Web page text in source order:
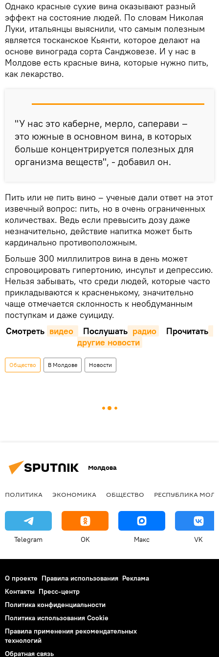
Однако красные сухие вина оказывают разный
эффект на состояние людей. По словам Николая
Луки, итальянцы выяснили, что самым полезным
является тосканское Кьянти, которое делают на
основе винограда сорта Санджовезе. И у нас в
Молдове есть красные вина, которые нужно пить,
как лекарство.
"У нас это каберне, мерло, саперави –
это южные в основном вина, в которых
больше концентрируется полезных для
организма веществ", - добавил он.
Пить или не пить вино – ученые дали ответ на этот
извечный вопрос: пить, но в очень ограниченных
количествах. Ведь если превысить дозу даже
незначительно, действие напитка может быть
кардинально противоположным.
Больше 300 миллилитров вина в день может
спровоцировать гипертонию, инсульт и депрессию.
Нельзя забывать, что среди людей, которые часто
прикладываются к красненькому, значительно
чаще отмечается склонность к необдуманным
поступкам и даже суициду.
Смотреть видео Послушать радио
Прочитать
другие новости
Общество В Молдове Новости
Молдова
ПОЛИТИКА ЭКОНОМИКА ОБЩЕСТВО РЕСПУБЛИКА
Telegram OK Макс VK
О проекте Правила использования Реклама
Контакты Пресс-центр
Политика конфиденциальности
Политика использования Cookie
Правила применения рекомендательных
технологий
Обратная связь